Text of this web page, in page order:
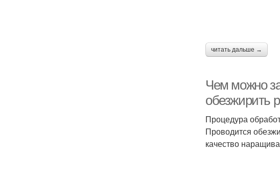
читать дальше →
Чем можно
обезжирить
Процедура
Проводится
качество